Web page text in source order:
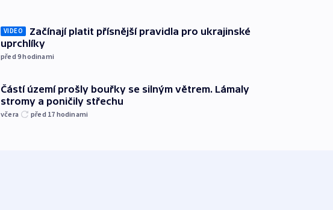
VIDEO
Začínají platit přísnější pravidla pro ukrajinské
uprchlíky
před 9hodinami
Částí území prošly bouřky se silným větrem. Lámaly
stromy a poničily střechu
včera před 17 hodinami